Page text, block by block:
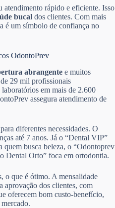
atendimento rápido e eficiente. Isso
bucal dos clientes. Com mais
é um símbolo de confiança no
OdontoPrev
abrangente e muitos
29 mil profissionais
em mais de 2.600
assegura atendimento de
diferentes necessidades. O
até 7 anos. Já o “Dental VIP”
quem busca beleza, o “Odontoprev
Dental Orto” foca em ortodontia.
o que é ótimo. A mensalidade
aprovação dos clientes, com
oferecem bom custo-benefício,